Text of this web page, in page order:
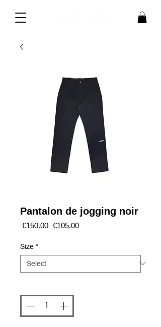
Pantalon de jogging noir
€150.00 Regular
€105.00Sale
Size *